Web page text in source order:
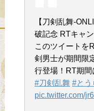
【刀剣乱舞-
破記念 RTキャン
このツイートを
剣男士が期間限
行登場！RT期
#刀剣乱舞 #とう
pic.twitter.com/